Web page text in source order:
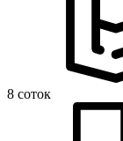
8 соток